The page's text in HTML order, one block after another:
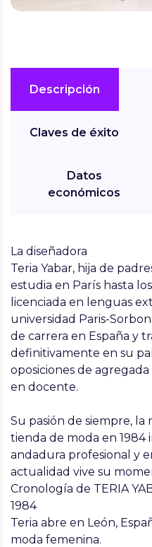
Descripción
Claves de éxito
Datos
económicos
La diseñadora
Teria Yabar, hija de
estudia en París hasta
licenciada en lenguas
universidad Paris-
de carrera en España y
definitivamente en su
oposiciones de
en docente.
Su pasión de siempre, la
tienda de moda en 1984
andadura profesional y
actualidad vive su
Cronología de TERIA
1984
Teria abre en León,
moda femenina.